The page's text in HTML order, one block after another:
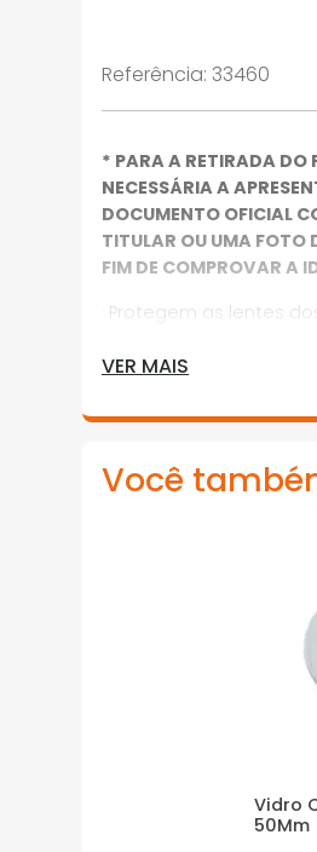
Referência: 33460
* PARA A RETIRADA DO
NECESSÁRIA A
DOCUMENTO OFICIAL
TITULAR OU UMA FOTO
FIM DE COMPROVAR A
· Protegem as lentes
· Os vidros incolores
*Imagens
VER MAIS
Você
Vidro
50Mm